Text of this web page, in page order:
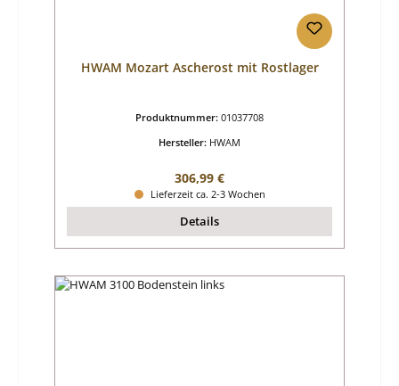
HWAM Mozart Ascherost mit Rostlager
Produktnummer: 01037708
Hersteller: HWAM
Regulärer Preis:
306,99 €
Lieferzeit ca. 2-3 Wochen
Details